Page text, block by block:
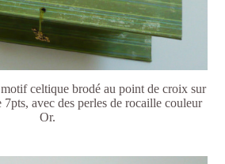
celtique brodé au point de croix sur
avec des perles de rocaille couleur
Or.